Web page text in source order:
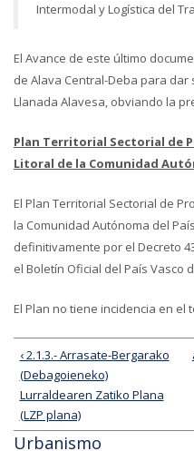
Intermodal y Logística del
El Avance de este último
de Alava Central-Deba para dar
Llanada Alavesa, obviando la
Plan Territorial Sectorial de
Litoral de la Comunidad
El Plan Territorial Sectorial de
la Comunidad Autónoma del
definitivamente por el Decreto
el Boletín Oficial del País Vasco
El Plan no tiene incidencia en el
‹ 2.1.3.- Arrasate-Bergarako
(Debagoieneko)
Lurraldearen Zatiko Plana
(LZP plana)
Urbanismo